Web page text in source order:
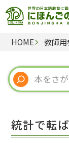
HOME 教師
統計で転